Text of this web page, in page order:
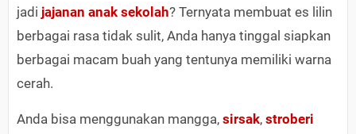
jadi jajanan anak sekolah? Ternyata membuat es lilin
berbagai rasa tidak sulit, Anda hanya tinggal siapkan
berbagai macam buah yang tentunya memiliki warna
cerah.
Anda bisa menggunakan mangga, sirsak, stroberi